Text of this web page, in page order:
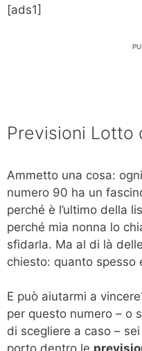
[ads1]
Previsioni Lotto
Ammetto una cosa:
numero 90 ha un
perché è l’ultimo della
perché mia nonna lo
sfidarla. Ma al di là
chiesto: quanto spesso
E può aiutarmi a
per questo numero – o
di scegliere a caso –